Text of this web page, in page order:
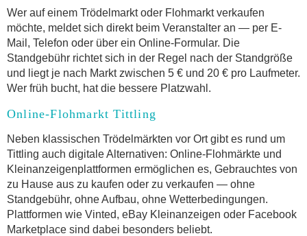
Wer auf einem Trödelmarkt oder Flohmarkt verkaufen
möchte, meldet sich direkt beim Veranstalter an — per E-
Mail, Telefon oder über ein Online-Formular. Die
Standgebühr richtet sich in der Regel nach der Standgröße
und liegt je nach Markt zwischen 5 € und 20 € pro Laufmeter.
Wer früh bucht, hat die bessere Platzwahl.
Online-Flohmarkt Tittling
Neben klassischen Trödelmärkten vor Ort gibt es rund um
Tittling auch digitale Alternativen: Online-Flohmärkte und
Kleinanzeigenplattformen ermöglichen es, Gebrauchtes von
zu Hause aus zu kaufen oder zu verkaufen — ohne
Standgebühr, ohne Aufbau, ohne Wetterbedingungen.
Plattformen wie Vinted, eBay Kleinanzeigen oder Facebook
Marketplace sind dabei besonders beliebt.